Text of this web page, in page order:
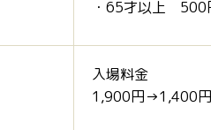
・65才以上
入場料金
1,900円→1,400円